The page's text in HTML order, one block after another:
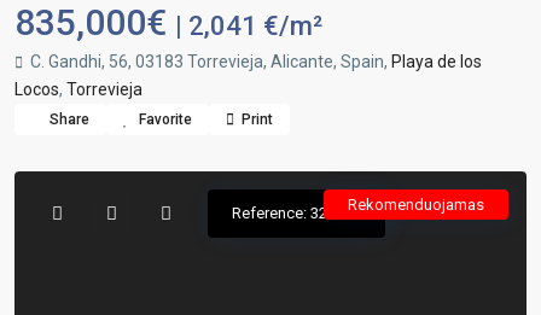
835,000€ | 2,041 €/m²
C. Gandhi, 56, 03183 Torrevieja, Alicante, Spain, Playa de los
Locos, Torrevieja
Share Favorite Print
Rekomenduojamas
Reference: 326928